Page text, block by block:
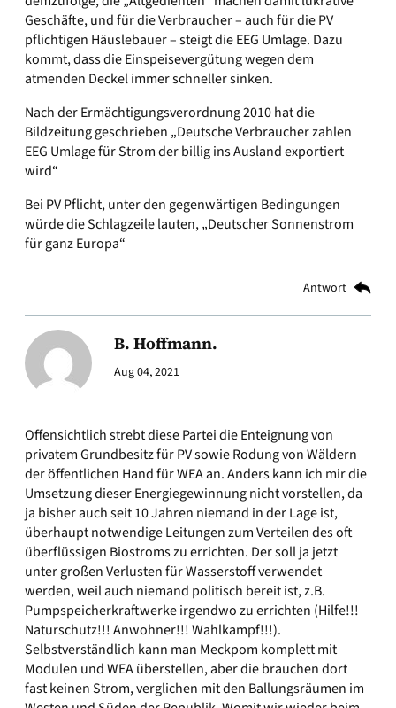
Geschäfte, und für die Verbraucher – auch für die PV
pflichtigen Häuslebauer – steigt die EEG Umlage. Dazu
kommt, dass die Einspeisevergütung wegen dem
atmenden Deckel immer schneller sinken.
Nach der Ermächtigungsverordnung 2010 hat die
Bildzeitung geschrieben „Deutsche Verbraucher zahlen
EEG Umlage für Strom der billig ins Ausland exportiert
wird“
Bei PV Pflicht, unter den gegenwärtigen Bedingungen
würde die Schlagzeile lauten, „Deutscher Sonnenstrom
für ganz Europa“
Antwort
B. Hoffmann.
Aug 04, 2021
Offensichtlich strebt diese Partei die Enteignung von
privatem Grundbesitz für PV sowie Rodung von Wäldern
der öffentlichen Hand für WEA an. Anders kann ich mir die
Umsetzung dieser Energiegewinnung nicht vorstellen, da
ja bisher auch seit 10 Jahren niemand in der Lage ist,
überhaupt notwendige Leitungen zum Verteilen des oft
überflüssigen Biostroms zu errichten. Der soll ja jetzt
unter großen Verlusten für Wasserstoff verwendet
werden, weil auch niemand politisch bereit ist, z.B.
Pumpspeicherkraftwerke irgendwo zu errichten (Hilfe!!!
Naturschutz!!! Anwohner!!! Wahlkampf!!!).
Selbstverständlich kann man Meckpom komplett mit
Modulen und WEA überstellen, aber die brauchen dort
fast keinen Strom, verglichen mit den Ballungsräumen im